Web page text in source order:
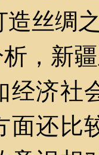
造丝绸
，新
经济社
面还比